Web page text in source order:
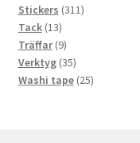
Stickers 311311
Tack 1313
produkter
Träffar 99
produkter
Verktyg 3535
produkter
Washi tape 2525